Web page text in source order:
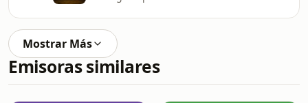
Mostrar Más
Emisoras similares